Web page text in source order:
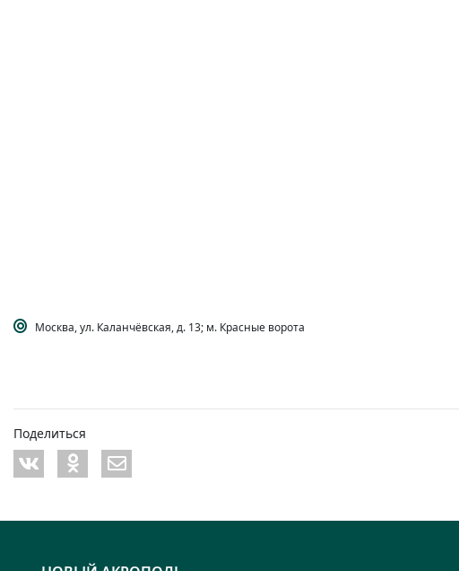
Москва, ул. Каланчёвская, д. 13; м. Красные ворота
Поделиться